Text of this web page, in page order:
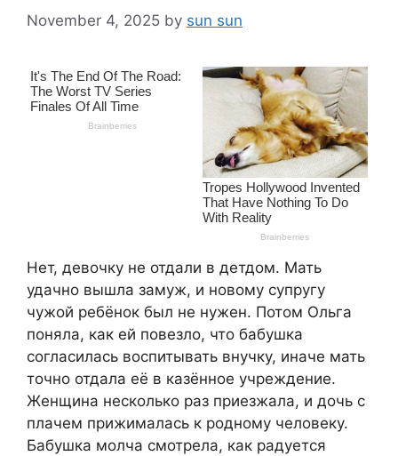
November 4, 2025 by sun sun
Нет, девочку не отдали в детдом. Мать
удачно вышла замуж, и новому супругу
чужой ребёнок был не нужен. Потом Ольга
поняла, как ей повезло, что бабушка
согласилась воспитывать внучку, иначе мать
точно отдала её в казённое учреждение.
Женщина несколько раз приезжала, и дочь с
плачем прижималась к родному человеку.
Бабушка молча смотрела, как радуется